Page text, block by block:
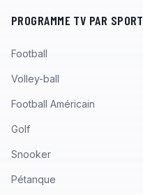
PROGRAMME TV PAR SPORT
Football
Volley-ball
Football Américain
Golf
Snooker
Pétanque